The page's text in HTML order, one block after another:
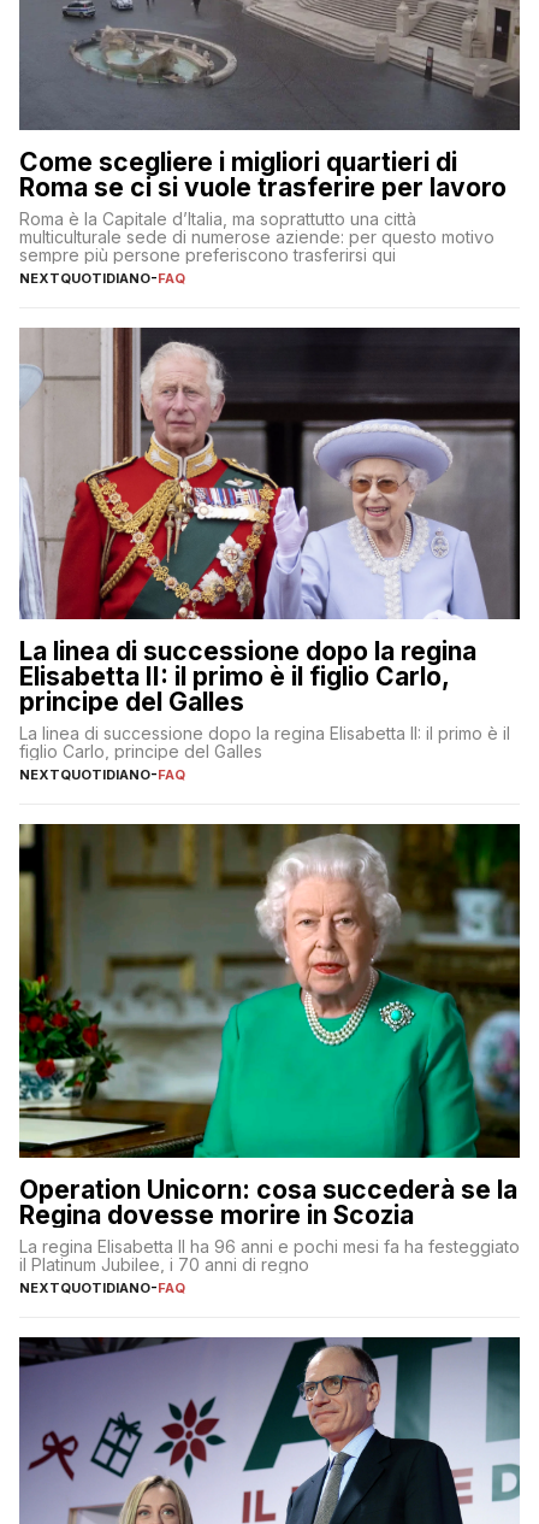
Come scegliere i migliori quartieri di
Roma se ci si vuole trasferire per lavoro
Roma è la Capitale d’Italia, ma soprattutto una città
multiculturale sede di numerose aziende: per questo motivo
sempre più persone preferiscono trasferirsi qui
NEXTQUOTIDIANO-FAQ
La linea di successione dopo la regina
Elisabetta II: il primo è il figlio Carlo,
principe del Galles
La linea di successione dopo la regina Elisabetta II: il primo è il
figlio Carlo, principe del Galles
NEXTQUOTIDIANO-FAQ
Operation Unicorn: cosa succederà se la
Regina dovesse morire in Scozia
La regina Elisabetta II ha 96 anni e pochi mesi fa ha festeggiato
il Platinum Jubilee, i 70 anni di regno
NEXTQUOTIDIANO-FAQ